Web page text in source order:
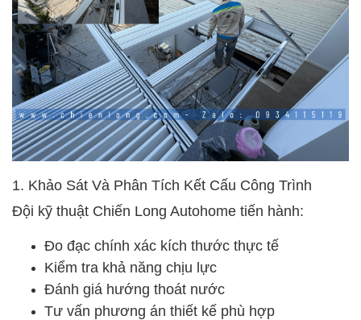
1. Khảo Sát Và Phân Tích Kết Cấu Công Trình
Đội kỹ thuật Chiến Long Autohome tiến hành:
Đo đạc chính xác kích thước thực tế
Kiểm tra khả năng chịu lực
Đánh giá hướng thoát nước
Tư vấn phương án thiết kế phù hợp